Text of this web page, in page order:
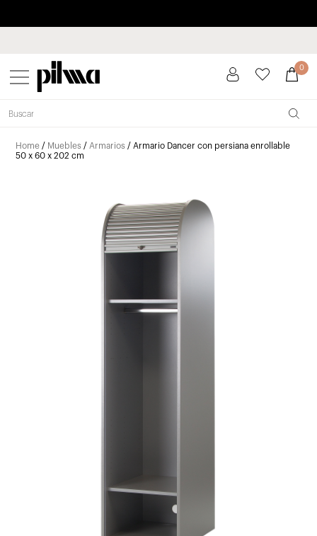
pilma 0
Home / Muebles / Armarios / Armario Dancer con persiana enrollable
50 x 60 x 202 cm